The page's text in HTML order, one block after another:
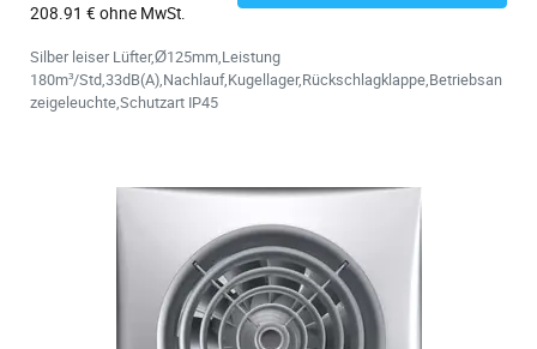
208.91 € ohne MwSt.
Silber leiser Lüfter,Ø125mm,Leistung
180m³/Std,33dB(A),Nachlauf,Kugellager,Rückschlagklappe,Betriebsan
zeigeleuchte,Schutzart IP45